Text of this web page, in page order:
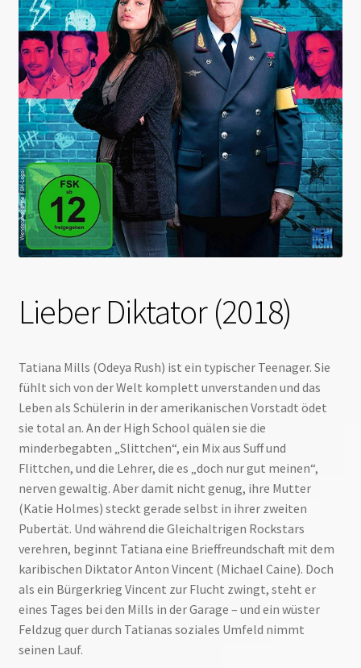
Lieber Diktator (2018)
Tatiana Mills (Odeya Rush) ist ein typischer Teenager. Sie
fühlt sich von der Welt komplett unverstanden und das
Leben als Schülerin in der amerikanischen Vorstadt ödet
sie total an. An der High School quälen sie die
minderbegabten „Slittchen“, ein Mix aus Suff und
Flittchen, und die Lehrer, die es „doch nur gut meinen“,
nerven gewaltig. Aber damit nicht genug, ihre Mutter
(Katie Holmes) steckt gerade selbst in ihrer zweiten
Pubertät. Und während die Gleichaltrigen Rockstars
verehren, beginnt Tatiana eine Brieffreundschaft mit dem
karibischen Diktator Anton Vincent (Michael Caine). Doch
als ein Bürgerkrieg Vincent zur Flucht zwingt, steht er
eines Tages bei den Mills in der Garage – und ein wüster
Feldzug quer durch Tatianas soziales Umfeld nimmt
seinen Lauf.